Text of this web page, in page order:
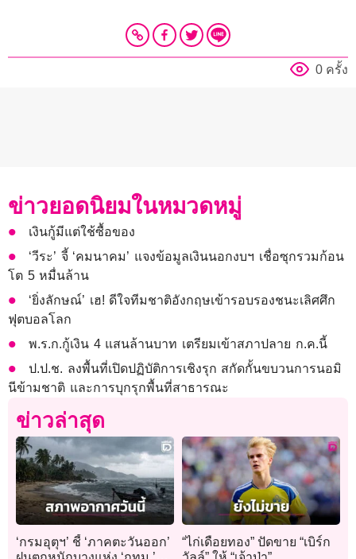
0 ครั้ง
ข่าวยอดนิยมในหมวดหมู่
เงินกู้มีแต่ใช้ซื้อของ
‘วีระ’ จี้ ‘คมนาคม’ แจงข้อมูลเงินนอกงบฯ เชื่อซุกรวมก้อน
โต 5 หมื่นล้าน
‘ยิ่งลักษณ์’ เฮ! ดีใจทีมชาติอังกฤษเข้ารอบรองชนะเลิศศึก
ฟุตบอลโลก
พ.ร.ก.กู้เงิน 4 แสนล้านบาท เตรียมเข้าสภาปลาย ก.ค.นี้
ป.ป.ช. ลงพื้นที่เปิดปฏิบัติการเชิงรุก สกัดกั้นขบวนการนอมิ
นีข้ามชาติ และการบุกรุกพื้นที่สาธารณะ
ข่าวล่าสุด
‘กรมอุตุฯ’ ชี้ ‘ภาคตะวันออก’
“ไก่เดือยทอง” ปัดขาย “เบิร์ก